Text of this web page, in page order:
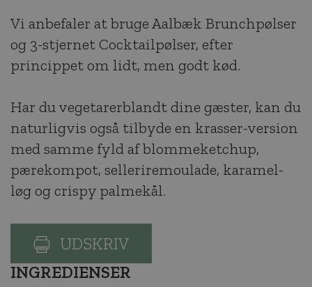
Vi anbefaler at bruge Aalbæk Brunchpølser
og 3-stjernet Cocktailpølser, efter
princippet om lidt, men godt kød.
Har du vegetarerblandt dine gæster, kan du
naturligvis også tilbyde en krasser-version
med samme fyld af blommeketchup,
pærekompot, selleriremoulade, karamel-
løg og crispy palmekål.
UDSKRIV
INGREDIENSER